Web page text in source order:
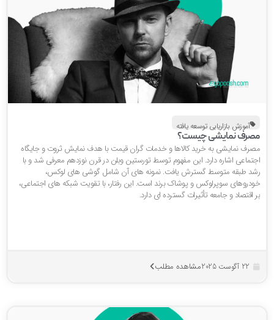
آموزش بازاریابی توسعه یافته
نمایشی چیست؟
نمایشی به خرید کالاها و خدمات گران قیمت با هدف نمایش ثروت و جایگاه
اشاره دارد. این مفهوم توسط تورستین وبلن در قرن نوزدهم معرفی شد و با
طبقه متوسط گسترش یافت. نمونه های آن شامل گوشی های لوکس،
سوپرلوکس و پوشاک برند است. این رفتار، با تقویت شبکه های اجتماعی،
اقتصاد و جامعه تأثیرات گسترده ای دارد.
22 آگوست 2025 مشاهده مطلب